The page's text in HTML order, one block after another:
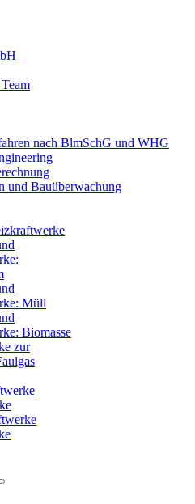
nach BlmSchG und WHG
und Bauüberwachung
Müll
Biomasse
zur